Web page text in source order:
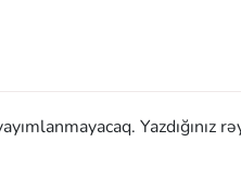
Yazdığınız